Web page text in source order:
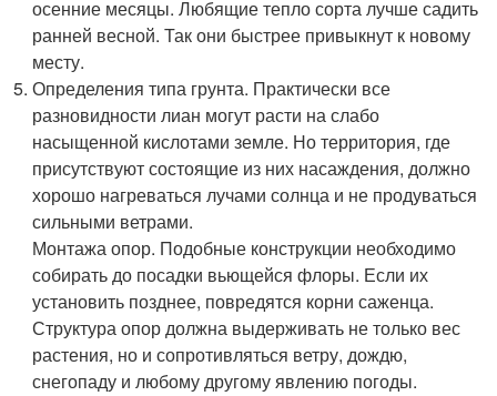
осенние месяцы. Любящие тепло сорта лучше садить
ранней весной. Так они быстрее привыкнут к новому
месту.
Определения типа грунта. Практически все
разновидности лиан могут расти на слабо
насыщенной кислотами земле. Но территория, где
присутствуют состоящие из них насаждения, должно
хорошо нагреваться лучами солнца и не продуваться
сильными ветрами.
Монтажа опор. Подобные конструкции необходимо
собирать до посадки вьющейся флоры. Если их
установить позднее, повредятся корни саженца.
Структура опор должна выдерживать не только вес
растения, но и сопротивляться ветру, дождю,
снегопаду и любому другому явлению погоды.